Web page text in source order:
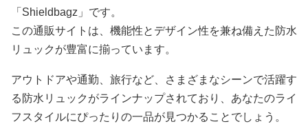
「Shieldbagz」です。
この通販サイトは、機能性とデザイン性を兼ね備えた防水
リュックが豊富に揃っています。
アウトドアや通勤、旅行など、さまざまなシーンで活躍す
る防水リュックがラインナップされており、あなたのライ
フスタイルにぴったりの一品が見つかることでしょう。